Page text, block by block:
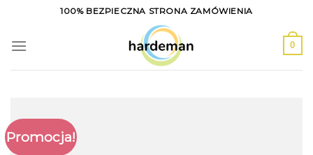
content
100% BEZPIECZNA STRONA ZAMÓWIENIA
0
Promocja!